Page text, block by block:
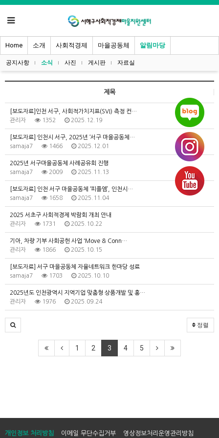
Home 소개 사회적경제 마을공동체 알림마당
공지사항 소식 사진 게시판 자료실
제목
[보도자료]인천 서구, 사회적가치지표(SVI) 측정 컨…
관리자
1352 2025.12.19
[보도자료] 인천시 서구, 2025년 ‘서구 마을공동체…
samaja7
1466 2025.12.01
2025년 서구마을공동체 사례공유회 진행
samaja7
2009 2025.11.13
[보도자료] 인천 서구 마을공동체 ‘피플엠’, 인천시…
samaja7
1658 2025.11.04
2025 서초구 사회적경제 박람회 개최 안내
관리자
1731 2025.10.22
기아, 차량 기부 사회공헌 사업 'Move & Conn…
관리자
1866 2025.10.15
[보도자료] 서구 마을공동체 자율네트워크 한마당 성료
samaja7
1703 2025.10.10
2025년도 인천광역시 지역기업 맞춤형 상품개발 및 홍…
관리자
1976 2025.09.24
정렬
1 2 3 4 5
개인정보 처리방침 이메일 무단수집거부 영상정보처리운영관리방침